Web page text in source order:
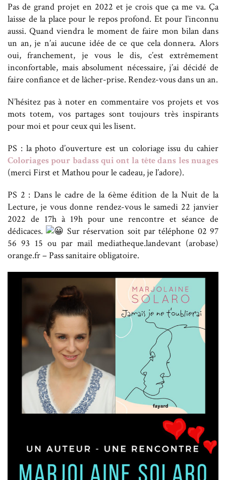
Pas de grand projet en 2022 et je crois que ça me va. Ça
laisse de la place pour le repos profond. Et pour l’inconnu
aussi. Quand viendra le moment de faire mon bilan dans
un an, je n’ai aucune idée de ce que cela donnera. Alors
oui, franchement, je vous le dis, c’est extrêmement
inconfortable, mais absolument nécessaire, j’ai décidé de
faire confiance et de lâcher-prise. Rendez-vous dans un an.
N’hésitez pas à noter en commentaire vos projets et vos
mots totem, vos partages sont toujours très inspirants
pour moi et pour ceux qui les lisent.
PS : la photo d’ouverture est un coloriage issu du cahier
Coloriages pour badass qui ont la tête dans les nuages
(merci First et Mathou pour le cadeau, je l’adore).
PS 2 : Dans le cadre de la 6ème édition de la Nuit de la
Lecture, je vous donne rendez-vous le samedi 22 janvier
2022 de 17h à 19h pour une rencontre et séance de
dédicaces.
Sur réservation soit par téléphone 02 97
56 93 15 ou par mail mediatheque.landevant (arobase)
orange.fr – Pass sanitaire obligatoire.